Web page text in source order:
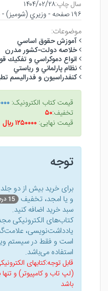
سال چاپ:۱۴۰۴/۰۲/۲۸
۱۹۶ صفحه - وزيري (شوميز) - چاپ ۱
موضوعات:
آموزش حقوق اساسي
خلاصه دولت-كشور مدرن
انواع دموكراسي و تفكيك
نظام پارلماني و رياستي
كنفدراسيون و فدراليسم
قیمت کتاب الکترونیک:
تخفیف:۵۰
قیمت نهایی: ۱۲۵۰۰۰۰ ريال
توجه
برای خرید بیش از دو
و یا امجد، تخفیف 15 درصد
سبد خرید اضافه کنید.
کتاب‌های الکترونیکی
یادداشت‌نویسی،
است و فقط در سیستم
استفاده می‌باشد.
قابل توجه:کتابهای
(لپ تاب و کامپیوتر) و
باشد